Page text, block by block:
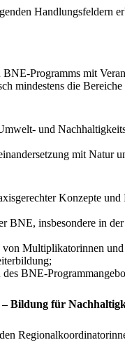
Handlungsfeldern
Programms mit
mindestens die
und
mit Natur
Konzepte
insbesondere in
Multiplikatorinnen
BNE-
Bildung für